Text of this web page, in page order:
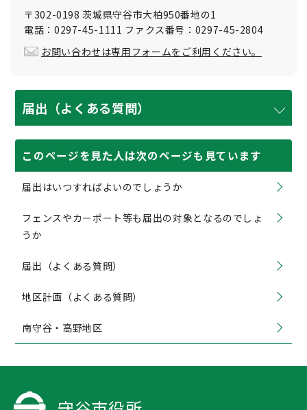
〒302-0198 茨城県守谷市大柏950番地の1
電話：0297-45-1111 ファクス番号：0297-45-2804
お問い合わせは専用フォームをご利用ください。
届出（よくある質問）
このページを見た人は次のページも見ています
届出はいつすればよいのでしょうか
フェンスやカーポート等も届出の対象となるのでしょ
うか
届出（よくある質問）
地区計画（よくある質問）
南守谷・高野地区